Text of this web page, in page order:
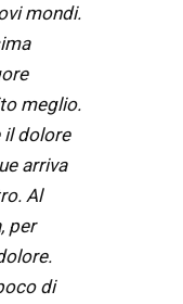
mondi.
meglio.
il dolore
arriva
Al
per
di